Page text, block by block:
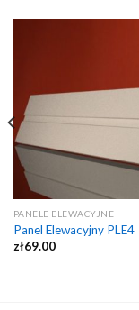
PANELE ELEWACYJNE
Panel Elewacyjny PLE4
zł69.00